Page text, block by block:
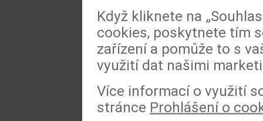
Když kliknete na
cookies, poskytnete tím
zařízení a pomůže to s
využití dat našimi
Více informací o využití
stránce Prohlášení o